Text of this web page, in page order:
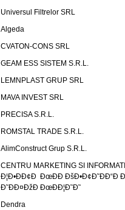
Universul Filtrelor SRL
Algeda
CVATON-CONS SRL
GEAM ESS SISTEM S.R.L.
LEMNPLAST GRUP SRL
MAVA INVEST SRL
PRECISA S.R.L.
ROMSTAL TRADE S.R.L.
AlimConstruct Grup S.R.L.
CENTRU MARKETING SI
Ð¦Ð•ÐÐ¢Ð ÐœÐÐ ÐšÐ•Ð¢Ð˜ÐÐ“Ð
Ð˜ÐÐ¤ÐžÐ ÐœÐÐ¦Ð˜Ð˜
Dendra